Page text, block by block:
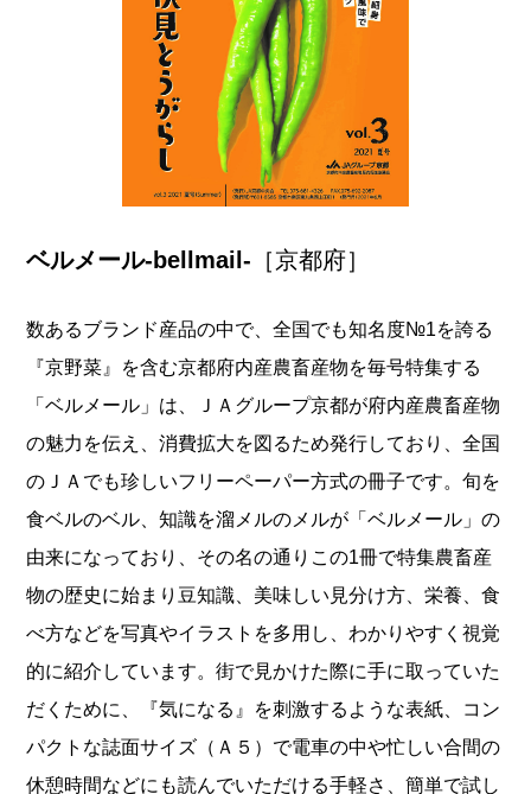
ベルメール-bellmail- ［京都府］
数あるブランド産品の中で、全国でも知名度№1を誇る
『京野菜』を含む京都府内産農畜産物を毎号特集する
「ベルメール」は、ＪＡグループ京都が府内産農畜産物
の魅力を伝え、消費拡大を図るため発行しており、全国
のＪＡでも珍しいフリーペーパー方式の冊子です。旬を
食ベルのベル、知識を溜メルのメルが「ベルメール」の
由来になっており、その名の通りこの1冊で特集農畜産
物の歴史に始まり豆知識、美味しい見分け方、栄養、食
べ方などを写真やイラストを多用し、わかりやすく視覚
的に紹介しています。街で見かけた際に手に取っていた
だくために、『気になる』を刺激するような表紙、コン
パクトな誌面サイズ（Ａ５）で電車の中や忙しい合間の
休憩時間などにも読んでいただける手軽さ、簡単で試し